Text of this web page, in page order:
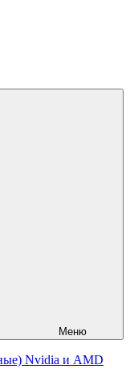
Меню
Nvidia и AMD